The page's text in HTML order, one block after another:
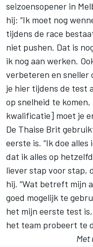
seizoensopener in
hij: “Ik moet nog
tijdens de race
niet pushen. Dat is
ik nog aan werken.
verbeteren en sneller
je hier tijdens de test
op snelheid te
kwalificatie] moet je
De Thaise Brit
eerste is. “Ik doe
dat ik alles op
liever stap voor stap,
hij. “Wat betreft mijn
goed mogelijk te
het mijn eerste test
het team probeert te
Met